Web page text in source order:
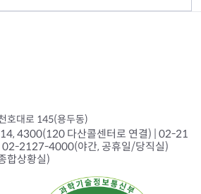
호대로 145(용두동)
4300(120 다산콜센터로 연결) | 02-21
2127-4000(야간, 공휴일/당직실)
합상황실)